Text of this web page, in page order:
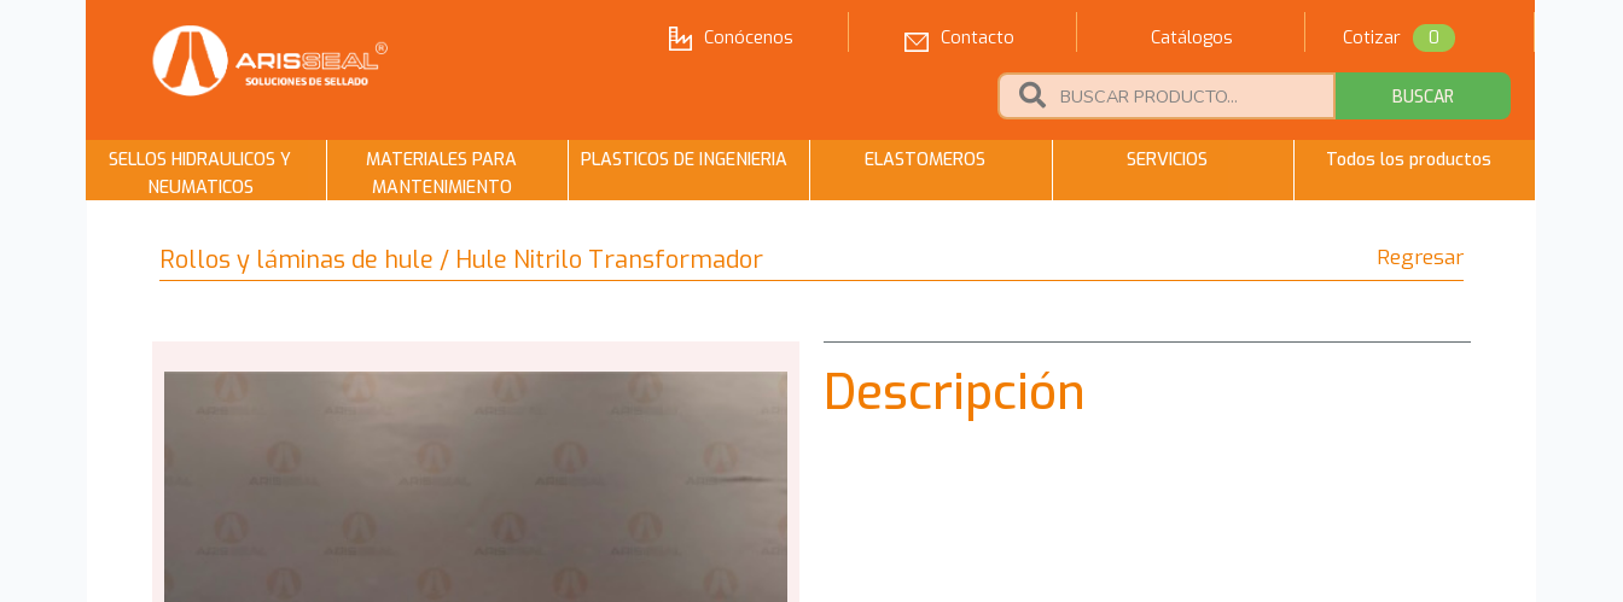
Cotizar 0
Catálogos
Contacto
Conócenos
BUSCAR
SELLOS HIDRAULICOS Y
NEUMATICOS
MATERIALES PARA
MANTENIMIENTO
PLASTICOS DE INGENIERIA ELASTOMEROS SERVICIOS Todos los productos
Rollos y láminas de hule / Hule Nitrilo Transformador Regresar
Descripción